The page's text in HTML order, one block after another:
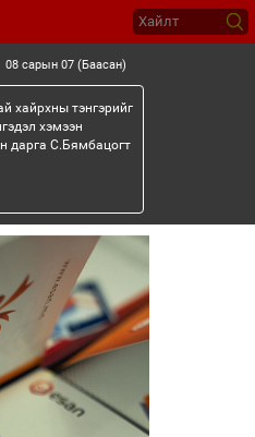
08 сарын 07 (Баасан)
хайрхны тэнгэрийг
хэмээн
дарга С.Бямбацогт